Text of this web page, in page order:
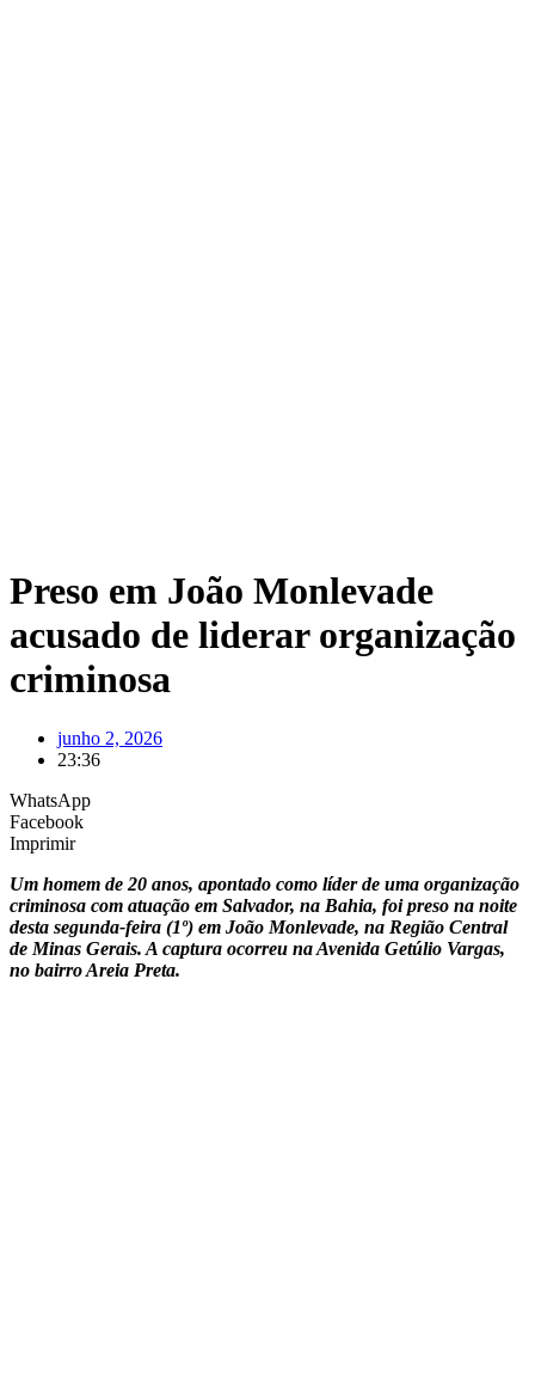
Preso em João Monlevade
acusado de liderar organização
criminosa
junho 2, 2026
23:36
WhatsApp
Facebook
Imprimir
Um homem de 20 anos, apontado como líder de uma organização
criminosa com atuação em Salvador, na Bahia, foi preso na noite
desta segunda-feira (1º) em João Monlevade, na Região Central
de Minas Gerais. A captura ocorreu na Avenida Getúlio Vargas,
no bairro Areia Preta.